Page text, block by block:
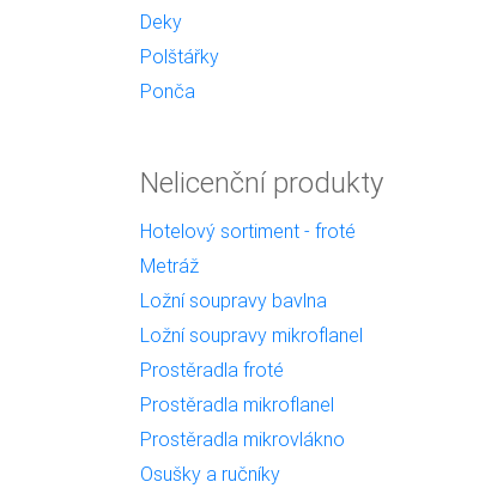
Deky
Polštářky
Ponča
Nelicenční produkty
Hotelový sortiment - froté
Metráž
Ložní soupravy bavlna
Ložní soupravy mikroflanel
Prostěradla froté
Prostěradla mikroflanel
Prostěradla mikrovlákno
Osušky a ručníky